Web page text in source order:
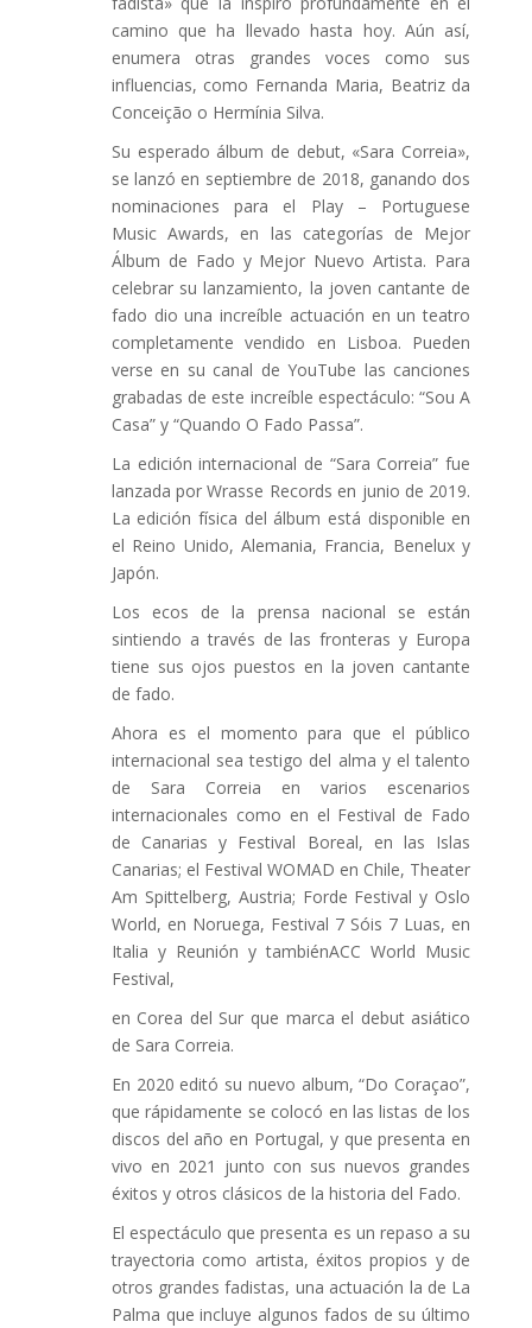
camino que ha llevado hasta hoy. Aún así,
enumera otras grandes voces como sus
influencias, como Fernanda Maria, Beatriz da
Conceição o Hermínia Silva.
Su esperado álbum de debut, «Sara Correia»,
se lanzó en septiembre de 2018, ganando dos
nominaciones para el Play – Portuguese
Music Awards, en las categorías de Mejor
Álbum de Fado y Mejor Nuevo Artista. Para
celebrar su lanzamiento, la joven cantante de
fado dio una increíble actuación en un teatro
completamente vendido en Lisboa. Pueden
verse en su canal de YouTube las canciones
grabadas de este increíble espectáculo: “Sou A
Casa” y “Quando O Fado Passa”.
La edición internacional de “Sara Correia” fue
lanzada por Wrasse Records en junio de 2019.
La edición física del álbum está disponible en
el Reino Unido, Alemania, Francia, Benelux y
Japón.
Los ecos de la prensa nacional se están
sintiendo a través de las fronteras y Europa
tiene sus ojos puestos en la joven cantante
de fado.
Ahora es el momento para que el público
internacional sea testigo del alma y el talento
de Sara Correia en varios escenarios
internacionales como en el Festival de Fado
de Canarias y Festival Boreal, en las Islas
Canarias; el Festival WOMAD en Chile, Theater
Am Spittelberg, Austria; Forde Festival y Oslo
World, en Noruega, Festival 7 Sóis 7 Luas, en
Italia y Reunión y tambiénACC World Music
Festival,
en Corea del Sur que marca el debut asiático
de Sara Correia.
En 2020 editó su nuevo album, “Do Coraçao”,
que rápidamente se colocó en las listas de los
discos del año en Portugal, y que presenta en
vivo en 2021 junto con sus nuevos grandes
éxitos y otros clásicos de la historia del Fado.
El espectáculo que presenta es un repaso a su
trayectoria como artista, éxitos propios y de
otros grandes fadistas, una actuación la de La
Palma que incluye algunos fados de su último